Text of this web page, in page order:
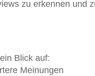
zu erkennen und
Blick auf:
Meinungen